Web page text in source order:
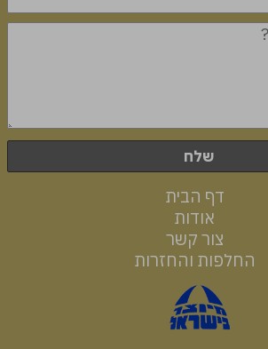
שלח
דף הבית
אודות
צור קשר
החלפות והחזרות